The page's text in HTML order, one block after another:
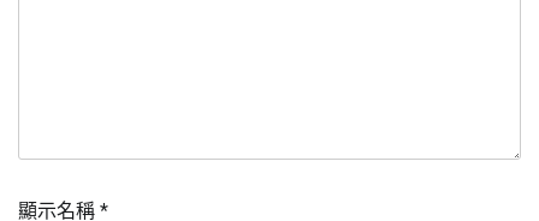
顯示名稱 *